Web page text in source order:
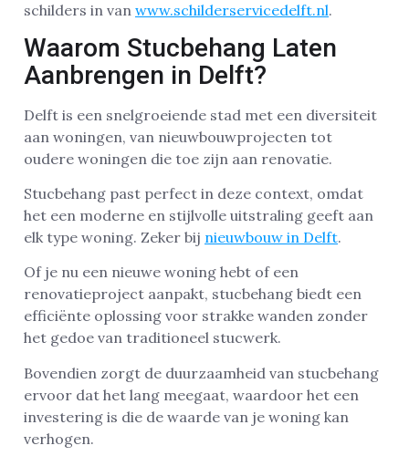
schilders in van www.schilderservicedelft.nl.
Waarom Stucbehang Laten
Aanbrengen in Delft?
Delft is een snelgroeiende stad met een diversiteit
aan woningen, van nieuwbouwprojecten tot
oudere woningen die toe zijn aan renovatie.
Stucbehang past perfect in deze context, omdat
het een moderne en stijlvolle uitstraling geeft aan
elk type woning. Zeker bij nieuwbouw in Delft.
Of je nu een nieuwe woning hebt of een
renovatieproject aanpakt, stucbehang biedt een
efficiënte oplossing voor strakke wanden zonder
het gedoe van traditioneel stucwerk.
Bovendien zorgt de duurzaamheid van stucbehang
ervoor dat het lang meegaat, waardoor het een
investering is die de waarde van je woning kan
verhogen.